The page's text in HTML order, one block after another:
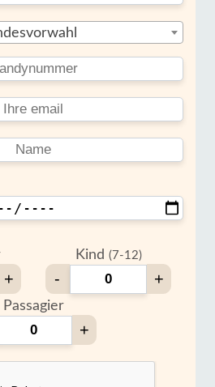
+
Kind (7-12)
- +
Passagier
+